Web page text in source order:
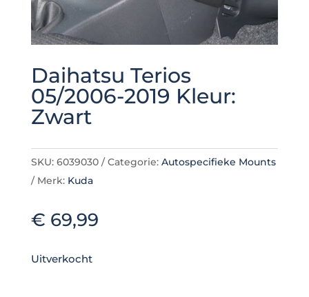
Daihatsu Terios
05/2006-2019 Kleur:
Zwart
SKU: 6039030 Categorie: Autospecifieke Mounts
Merk: Kuda
€ 69,99
Uitverkocht